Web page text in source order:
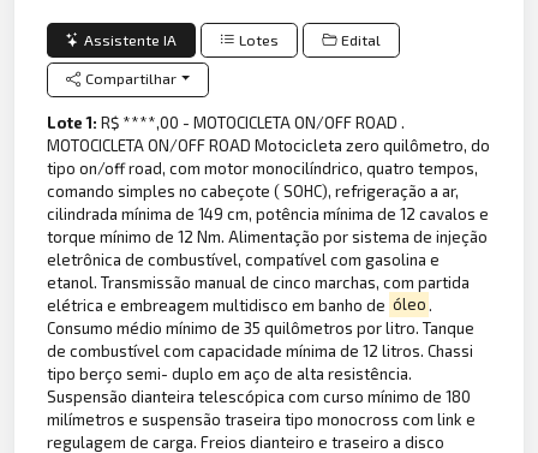
Assistente IA Lotes Edital
Compartilhar
Lote 1:R$ ****,00 - MOTOCICLETA ON/OFF ROAD .
MOTOCICLETA ON/OFF ROAD Motocicleta zero quilômetro, do
tipo on/off road, com motor monocilíndrico, quatro tempos,
comando simples no cabeçote ( SOHC), refrigeração a ar,
cilindrada mínima de 149 cm, potência mínima de 12 cavalos e
torque mínimo de 12 Nm. Alimentação por sistema de injeção
eletrônica de combustível, compatível com gasolina e
etanol. Transmissão manual de cinco marchas, com partida
elétrica e embreagem multidisco em banho de óleo.
Consumo médio mínimo de 35 quilômetros por litro. Tanque
de combustível com capacidade mínima de 12 litros. Chassi
tipo berço semi- duplo em aço de alta resistência.
Suspensão dianteira telescópica com curso mínimo de 180
milímetros e suspensão traseira tipo monocross com link e
regulagem de carga. Freios dianteiro e traseiro a disco